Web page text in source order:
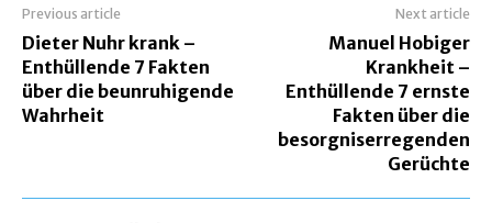
Previous article
Dieter Nuhr krank –
Enthüllende 7 Fakten
über die beunruhigende
Wahrheit
Next article
Manuel Hobiger
Krankheit –
Enthüllende 7 ernste
Fakten über die
besorgniserregenden
Gerüchte